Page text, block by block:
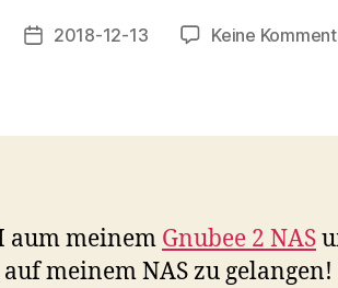
Veröffentlichungsdatum
2018-12-13 Keine
aum meinem Gnubee 2 NAS
meinem NAS zu gelangen!